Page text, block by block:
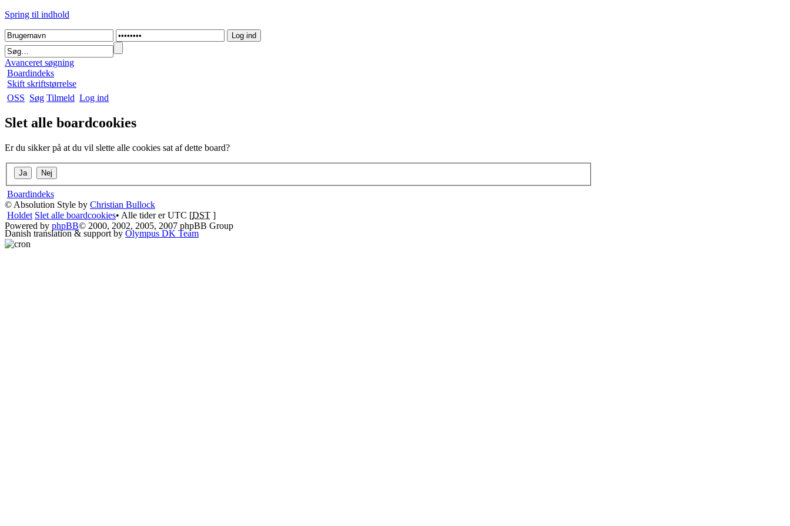
Spring til indhold
Avanceret søgning
Boardindeks
Skift skriftstørrelse
OSS Søg Tilmeld Log ind
Slet alle boardcookies
Er du sikker på at du vil slette alle cookies sat af dette board?
Boardindeks
© Absolution Style by Christian Bullock
Holdet Slet alle boardcookies• Alle tider er UTC [DST ]
Powered by phpBB© 2000, 2002, 2005, 2007 phpBB Group
Danish translation & support by Olympus DK Team